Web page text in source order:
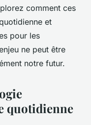
comment ces
et
pour les
ne peut être
notre futur.
quotidienne